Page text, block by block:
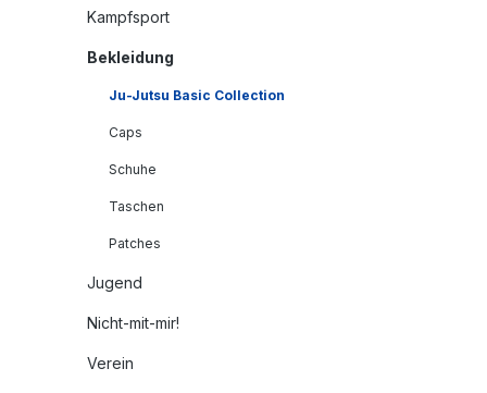
Kampfsport
Bekleidung
Ju-Jutsu Basic Collection
Caps
Schuhe
Taschen
Patches
Jugend
Nicht-mit-mir!
Verein